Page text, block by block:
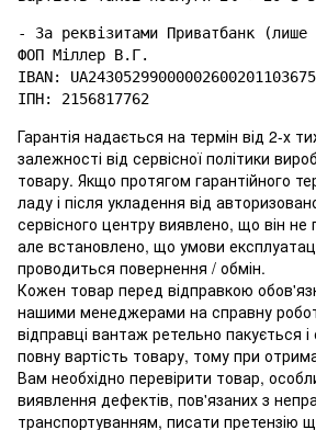
- За реквізитами Приватбанк (лише
ФОП Міллер В.Г.
IBAN:
Гарантія надається на термін від 2-х
залежності від сервісної політики
товару. Якщо протягом гарантійного
ладу і після укладення від
сервісного центру виявлено, що він не
але встановлено, що умови
проводиться повернення / обмін.
Кожен товар перед відправкою
нашими менеджерами на справну
відправці вантаж ретельно пакується
повну вартість товару, тому при
Вам необхідно перевірити товар,
виявлення дефектів, пов'язаних з
транспортуванням, писати претензію